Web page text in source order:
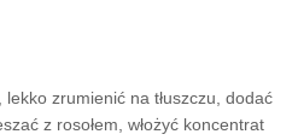
zrumienić na tłuszczu, dodać
z rosołem, włożyć koncentrat